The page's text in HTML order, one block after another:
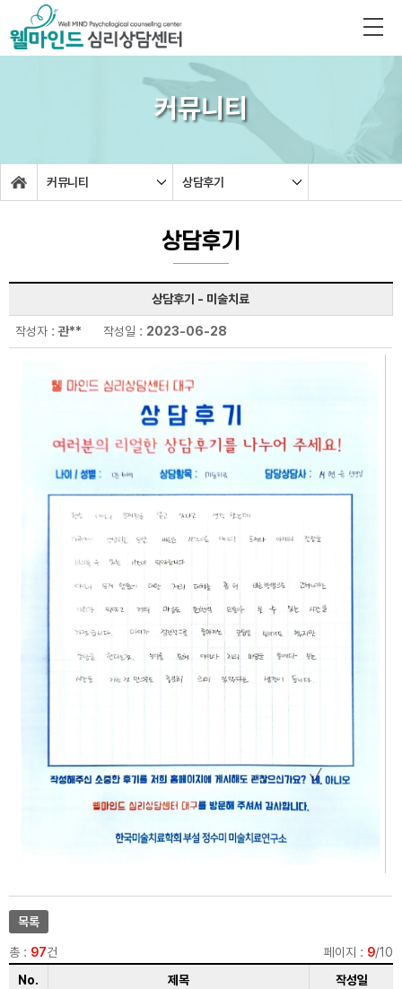
커뮤니티
커뮤니티 상담후기
상담후기
상담후기 - 미술치료
작성자 :관** 작성일 : 2023-06-28
목록
총 : 97건 페이지 : 9/10
No.
제목 작성일
및 정보보호 등에 관한 법률, 개인정보보호법 등
정보통신망 이용촉진 및 정보보호 등에 관한 법
률 제27조의2에 의거하여 개인정보처리방침을
공개하여 이용자의 권익 보호에 최선을 다하고
있습니다.
가 제공하는 제반 서비스 이용과정에서 수집되
고 있습니다.
자동으로 생성되어 수집될 수 있습니다.
- 접속 정보, 서비스 이용 기록, 접속로그
웰마인드 심리상담센터는 다음과 같은 방법으로
- 홈페이지 접속
하는 목적은 다음과 같습니다.
가. 웰마인드 심리상담센터는 정보주체의 개인
정보를 개인정보의 수집 및 이용목적으로 고지
1. 개인정보의 수집 및 이용 목적
인정보를 수집 및 이용합니다.
- 예약신청
도로는 이용되지 않으며 수집 목적이 변경될 경
2. 수집하는 개인정보의 항목
1) 개인정보 항목: 이름, 휴대폰
4. 동의를 거부할 권리가 있다는 사실 및 동의
- 개인정보 수집에 동의를 거부할 권리가 있으
당 서비스가 제한됩니다.
1. 개인정보의 수집 및 이용 목적
인정보를 수집 및 이용합니다.
- EAP 문의
도로는 이용되지 않으며 수집 목적이 변경될 경
2. 수집하는 개인정보의 항목
1) 개인정보 항목: 회사(기관)명, 이름, 휴대폰,
해당 정보를 지체 없이 파기합니다.
거부에 따른 불이익 내용
나 최소한의 개인정보 수집 동의 거부 시에는 해
당 서비스가 제한됩니다.
수집 프로그램이나 그 밖의 기술적 장치를 이용
반시 정보통신망법에 의해 형사처벌됨을 유념하
정보통신망법 제 50조의 2 (전자우편주소의 무
누구든지 전자우편주소의 수집을 거부하는 의사
우편주소를 수집하는 프로그램 그 밖의 기술적
판매 및 유통이 금지된 전자 우편주소임을 알고
이를 정보전송에 이용하여서는 아니된다.